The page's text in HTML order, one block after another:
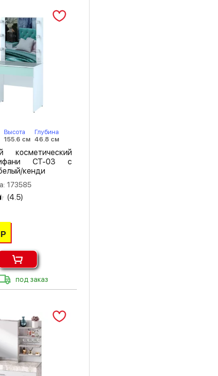
Высота
155.6 см
Глубина
46.8 см
косметический
СТ-03 с
кенди
173585
(4.5)
Р
под заказ